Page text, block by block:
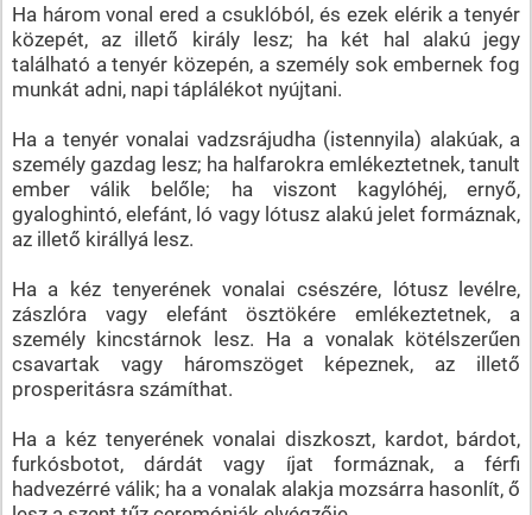
Ha három vonal ered a csuklóból, és ezek elérik a tenyér
közepét, az illető király lesz; ha két hal alakú jegy
található a tenyér közepén, a személy sok embernek fog
munkát adni, napi táplálékot nyújtani.
Ha a tenyér vonalai vadzsrájudha (istennyila) alakúak, a
személy gazdag lesz; ha halfarokra emlékeztetnek, tanult
ember válik belőle; ha viszont kagylóhéj, ernyő,
gyaloghintó, elefánt, ló vagy lótusz alakú jelet formáznak,
az illető királlyá lesz.
Ha a kéz tenyerének vonalai csészére, lótusz levélre,
zászlóra vagy elefánt ösztökére emlékeztetnek, a
személy kincstárnok lesz. Ha a vonalak kötélszerűen
csavartak vagy háromszöget képeznek, az illető
prosperitásra számíthat.
Ha a kéz tenyerének vonalai diszkoszt, kardot, bárdot,
furkósbotot, dárdát vagy íjat formáznak, a férfi
hadvezérré válik; ha a vonalak alakja mozsárra hasonlít, ő